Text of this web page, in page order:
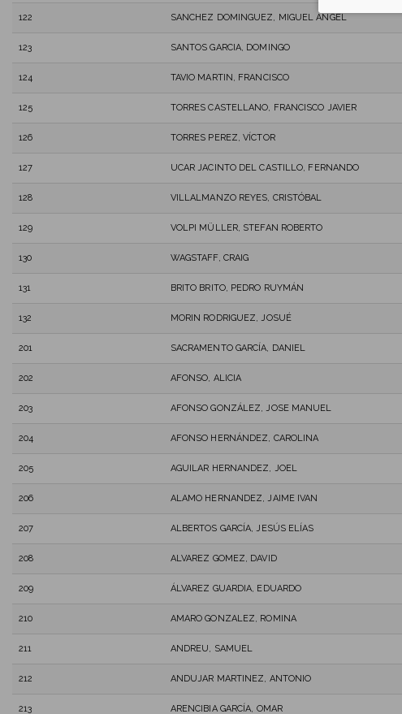
122 SANCHEZ DOMINGUEZ, MIGUEL ANGEL
123 SANTOS GARCIA, DOMINGO
124 TAVIO MARTIN, FRANCISCO
125 TORRES CASTELLANO, FRANCISCO JAVIER
126 TORRES PEREZ, VÍCTOR
127 UCAR JACINTO DEL CASTILLO, FERNANDO
128 VILLALMANZO REYES, CRISTÓBAL
129 VOLPI MÜLLER, STEFAN ROBERTO
130 WAGSTAFF, CRAIG
131 BRITO BRITO, PEDRO RUYMÁN
132 MORIN RODRIGUEZ, JOSUÉ
201 SACRAMENTO GARCÍA, DANIEL
202 AFONSO, ALICIA
203 AFONSO GONZÁLEZ, JOSE MANUEL
204 AFONSO HERNÁNDEZ, CAROLINA
205 AGUILAR HERNANDEZ, JOEL
206 ALAMO HERNANDEZ, JAIME IVAN
207 ALBERTOS GARCÍA, JESÚS ELÍAS
208 ALVAREZ GOMEZ, DAVID
209 ÁLVAREZ GUARDIA, EDUARDO
210 AMARO GONZALEZ, ROMINA
211 ANDREU, SAMUEL
212 ANDUJAR MARTINEZ, ANTONIO
213 ARENCIBIA GARCÍA, OMAR